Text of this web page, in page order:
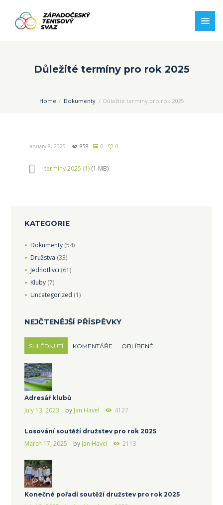
Důležité termíny pro rok 2025
Home Dokumenty Důležité termíny pro rok 2025
January 8, 2025 858 0 0
termíny 2025 (1)(1 MB)
KATEGORIE
Dokumenty(54)
Družstva (33)
Jednotlivci (61)
Kluby(7)
Uncategorized (1)
NEJČTENĚJŠÍ PŘÍSPĚVKY
SHLÉDNUTÍ KOMENTÁŘE OBLÍBENÉ
Adresář klubů
July 13, 2023 by Jan Havel 4127
Losování soutěží družstev pro rok 2025
March 17, 2025 by Jan Havel 2113
Konečné pořadí soutěží družstev pro rok 2025